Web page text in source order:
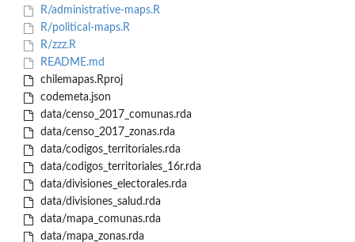
R/administrative-maps.R
R/political-maps.R
R/zzz.R
README.md
chilemapas.Rproj
codemeta.json
data/censo_2017_comunas.rda
data/censo_2017_zonas.rda
data/codigos_territoriales.rda
data/codigos_territoriales_16r.rda
data/divisiones_electorales.rda
data/divisiones_salud.rda
data/mapa_comunas.rda
data/mapa_zonas.rda